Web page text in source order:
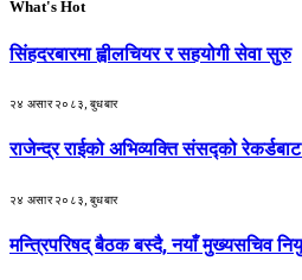
What's Hot
सिंहदरबारमा ह्वीलचियर र सहयोगी सेवा सुरु
२४ असार २०८३, बुधबार
राजेन्द्र राईको अभिव्यक्ति संसद्को
२४ असार २०८३, बुधबार
मन्त्रिपरिषद् बैठक बस्दै, नयाँ मुख्यसचिव